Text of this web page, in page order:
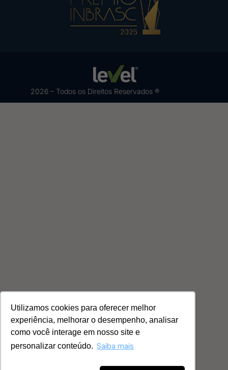
Utilizamos cookies para oferecer melhor
experiência, melhorar o desempenho, analisar
como você interage em nosso site e
personalizar conteúdo. Saiba mais
2026 – Todos os Direitos Reservados ®